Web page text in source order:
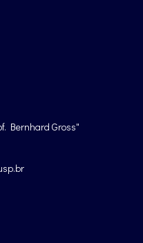
Bernhard Gross"